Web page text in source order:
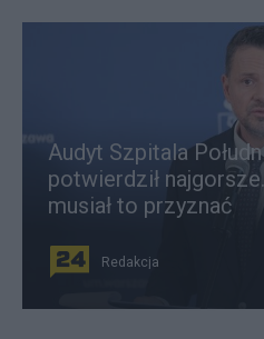
Audyt Szpitala
potwierdził
musiał to przyznać
Redakcja